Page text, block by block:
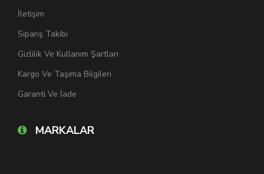
İletişim
Sipariş Takibi
Gizlilik Ve Kullanım Şartları
Kargo Ve Taşıma Bilgileri
Garanti Ve İade
MARKALAR